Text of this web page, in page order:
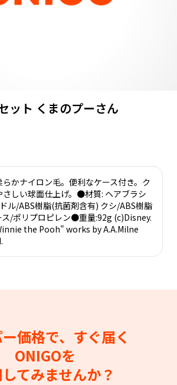
ット くまのプーさん
かナイロン毛。便利なケース付き。ク
さしい球面仕上げ。●材質: ヘアブラシ
ル/ABS樹脂(抗菌剤含有) クシ/ABS樹脂
ス/ポリプロピレン●重量:92g (c)Disney.
the Pooh" works by A.A.Milne
価格で、すぐ届く
ONIGOを
てみませんか？